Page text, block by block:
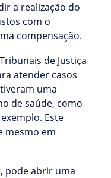
a realização do
com o
compensação.
de Justiça
atender casos
uma
de saúde, como
Este
mesmo em
pode abrir uma